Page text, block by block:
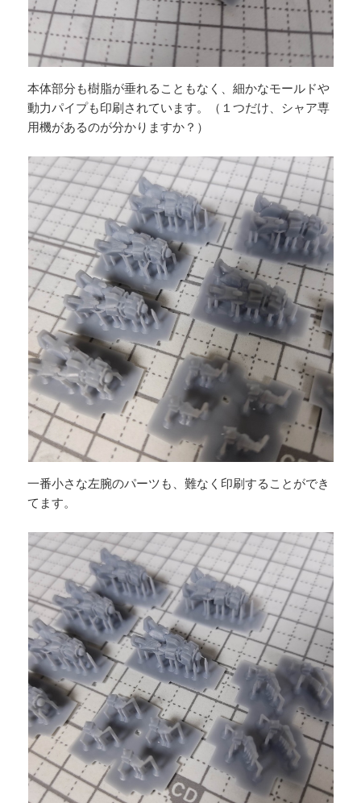
本体部分も樹脂が垂れることもなく、細かなモールドや
動力パイプも印刷されています。（１つだけ、シャア専
用機があるのが分かりますか？）
一番小さな左腕のパーツも、難なく印刷することができ
てます。